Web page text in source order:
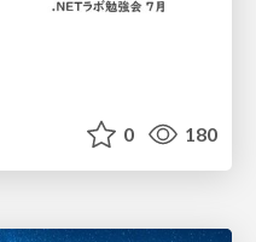
0 180